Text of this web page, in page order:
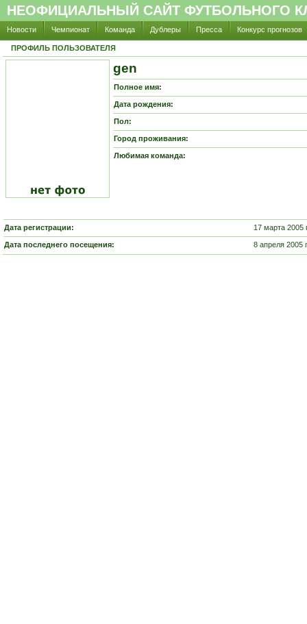
НЕОФИЦИАЛЬНЫЙ САЙТ ФУТБОЛЬНОГО
Новости Чемпионат Команда Дублеры Пресса Конкурс прогнозов
ПРОФИЛЬ ПОЛЬЗОВАТЕЛЯ
gen
Полное имя:
Дата рождения:
Пол:
Город проживания:
Любимая команда:
Дата регистрации: 17 марта 2005
Дата последнего посещения: 8 апреля 2005